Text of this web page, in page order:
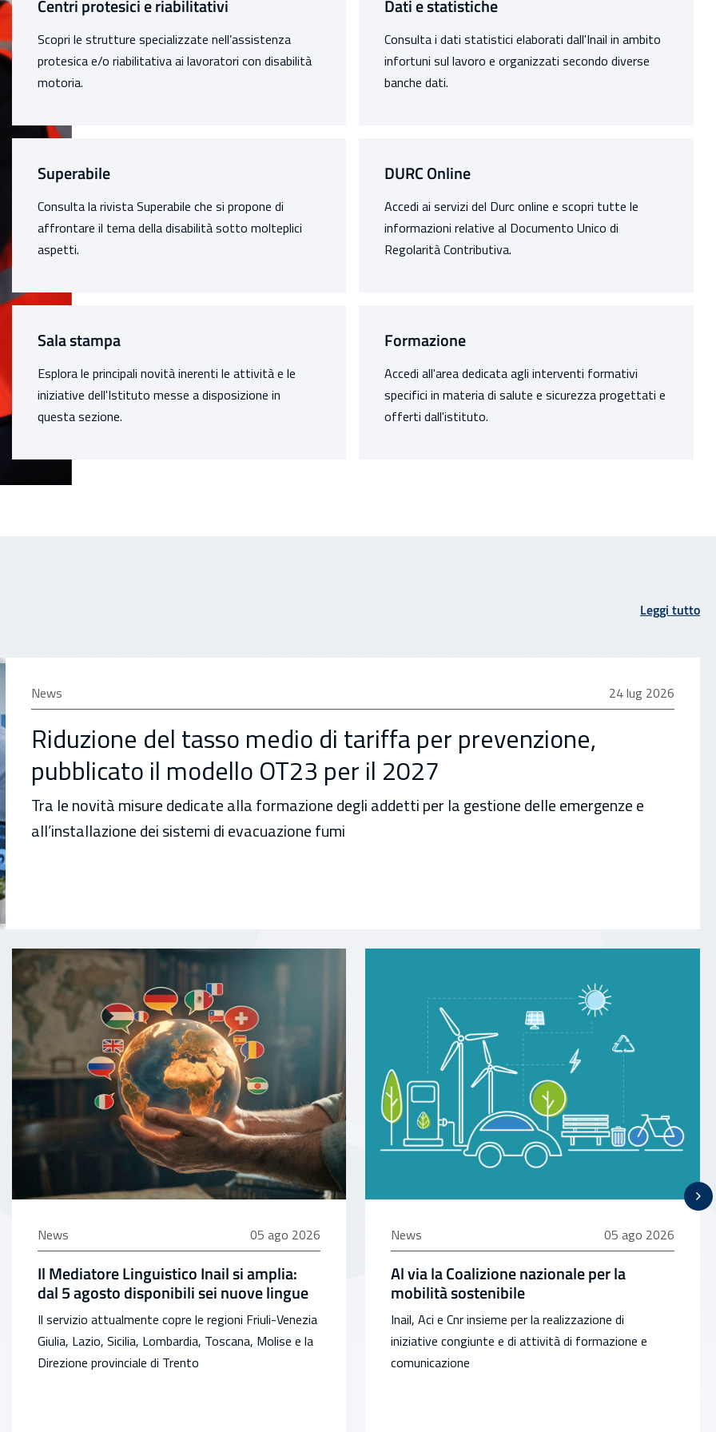
Centri protesici e riabilitativi
Scopri le strutture specializzate nell’assistenza
protesica e/o riabilitativa ai lavoratori con disabilità
motoria.
Dati e statistiche
Consulta i dati statistici elaborati dall'Inail in ambito
infortuni sul lavoro e organizzati secondo diverse
banche dati.
Superabile
Consulta la rivista Superabile che si propone di
affrontare il tema della disabilità sotto molteplici
aspetti.
DURC Online
Accedi ai servizi del Durc online e scopri tutte le
informazioni relative al Documento Unico di
Regolarità Contributiva.
Sala stampa
Esplora le principali novità inerenti le attività e le
iniziative dell'Istituto messe a disposizione in
questa sezione.
Formazione
Accedi all'area dedicata agli interventi formativi
specifici in materia di salute e sicurezza progettati e
offerti dall'istituto.
Leggi tutto
News 24 luglio 2026
24 lug 2026
Riduzione del tasso medio di tariffa per prevenzione,
pubblicato il modello OT23 per il 2027
Tra le novità misure dedicate alla formazione degli addetti per la gestione delle emergenze e
all’installazione dei sistemi di evacuazione fumi
News 05 agosto 2026
05 ago 2026
Il Mediatore Linguistico Inail si amplia:
dal 5 agosto disponibili sei nuove lingue
Il servizio attualmente copre le regioni Friuli-Venezia
Giulia, Lazio, Sicilia, Lombardia, Toscana, Molise e la
Direzione provinciale di Trento
News 05 agosto 2026
05 ago 2026
Al via la Coalizione nazionale per la
mobilità sostenibile
Inail, Aci e Cnr insieme per la realizzazione di
iniziative congiunte e di attività di formazione e
comunicazione